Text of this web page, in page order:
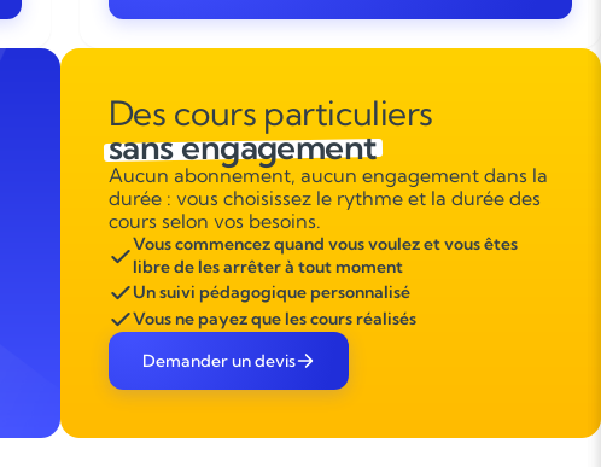
Des cours particuliers
sans engagement
Aucun abonnement, aucun engagement dans la
durée : vous choisissez le rythme et la durée des
cours selon vos besoins.
Vous commencez quand vous voulez et vous êtes
libre de les arrêter à tout moment
Un suivi pédagogique personnalisé
Vous ne payez que les cours réalisés
Demander un devis